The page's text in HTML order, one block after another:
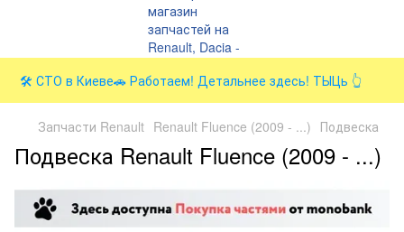
🛠️ СТО в Киеве🚗 Работаем! Детальнее здесь! ТЫЦь 👆
Запчасти Renault Renault Fluence (2009 - ...) Подвеска
Подвеска Renault Fluence (2009 - ...)